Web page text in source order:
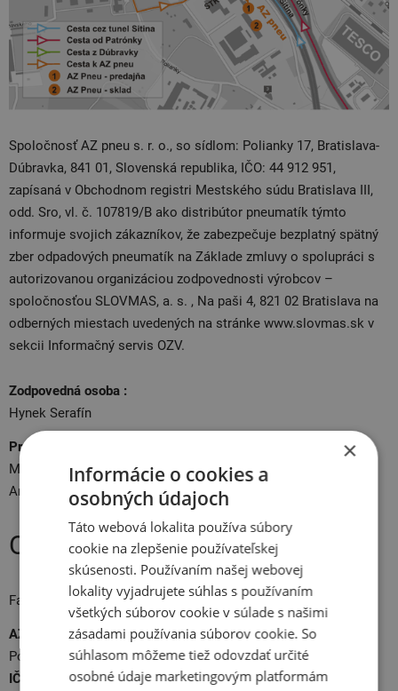
Spoločnosť AZ pneu s. r. o., so sídlom: Polianky 17, Bratislava-
Dúbravka, 841 01, Slovenská republika, IČO: 44 912 951,
zapísaná v Obchodnom registri Mestského súdu Bratislava III,
odd. Sro, vl. č. 107819/B ako distribútor pneumatík týmto
informuje svojich zákazníkov, že zabezpečuje bezplatný spätný
zber odpadových pneumatík na Základe zmluvy o spolupráci s
autorizovanou organizáciou zodpovednosti výrobcov –
spoločnosťou SLOVMAS, a. s. , Na paši 4, 821 02 Bratislava na
odberných miestach uvedených na stránke www.slovmas.sk v
sekcii Informačný servis OZV.
Zodpovedná osoba :
Hynek Serafín
Predajňa:
Možnosť platby v hotovosti alebo kartou, okrem týchto typov:
American Expres a Diners Club
Obchodné informácie:
Fakturační adresa a sídlo firmy.
AZ pneu s.r.o.
Polianky 17, Bratislava-Dúbravka, 841 01
IČ:
44912951
×
Informácie o cookies a
osobných údajoch
Táto webová lokalita používa súbory
cookie na zlepšenie používateľskej
skúsenosti. Používaním našej webovej
lokality vyjadrujete súhlas s používaním
všetkých súborov cookie v súlade s našimi
zásadami používania súborov cookie. So
súhlasom môžeme tiež odovzdať určité
osobné údaje marketingovým platformám